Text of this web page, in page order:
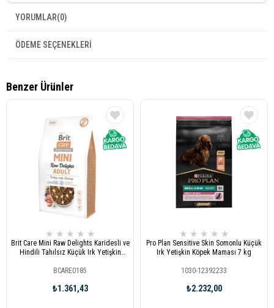
YORUMLAR(0)
ÖDEME SEÇENEKLERI
Benzer Ürünler
★ ★ ★ ★ ★
Brit Care Mini Raw Delights Karidesli ve
Hindili Tahılsız Küçük Irk Yetişkin
BCARE0185
₺1.361,43
★ ★ ★ ★ ★
Pro Plan Sensitive Skin Somonlu Küçük
Irk Yetişkin Köpek Maması 7 kg
1030-12392233
₺2.232,00